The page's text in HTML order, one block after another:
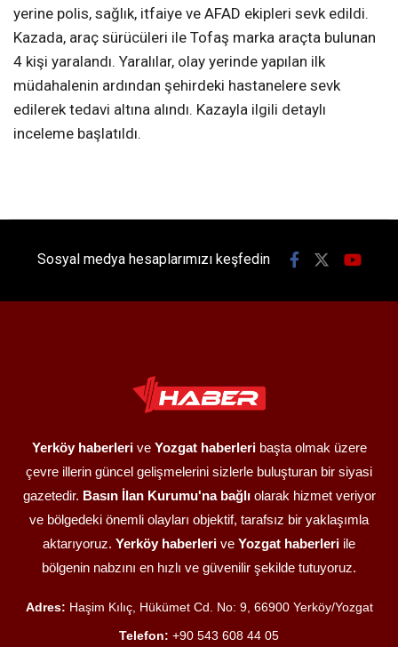
yerine polis, sağlık, itfaiye ve AFAD ekipleri sevk edildi.
Kazada, araç sürücüleri ile Tofaş marka araçta bulunan
4 kişi yaralandı. Yaralılar, olay yerinde yapılan ilk
müdahalenin ardından şehirdeki hastanelere sevk
edilerek tedavi altına alındı. Kazayla ilgili detaylı
inceleme başlatıldı.
Sosyal medya hesaplarımızı keşfedin
Yerköy haberlerive Yozgat haberleribaşta olmak üzere
çevre illerin güncel gelişmelerini sizlerle buluşturan bir siyasi
gazetedir. Basın İlan Kurumu'na bağlıolarak hizmet veriyor
ve bölgedeki önemli olayları objektif, tarafsız bir yaklaşımla
aktarıyoruz. Yerköy haberleri ve Yozgat haberleri ile
bölgenin nabzını en hızlı ve güvenilir şekilde tutuyoruz.
Adres: Haşim Kılıç, Hükümet Cd. No: 9, 66900 Yerköy/Yozgat
Telefon: +90 543 608 44 05